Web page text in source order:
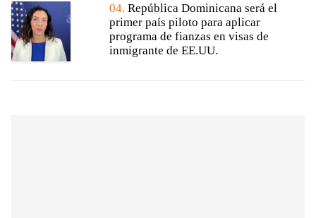
04. República Dominicana será el
primer país piloto para aplicar
programa de fianzas en visas de
inmigrante de EE.UU.